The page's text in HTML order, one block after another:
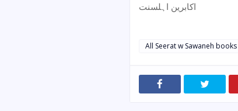
اکابرین اہلسنت
All Seerat w Sawaneh books